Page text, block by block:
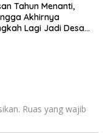
Tahun Menanti,
Akhirnya
Lagi Jadi Desa
Ruas yang wajib